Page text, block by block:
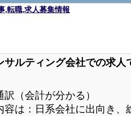
,転職,求人募集情報
サルティング会社での求人
訳（会計が分かる）
容は：日系会社に出向き、